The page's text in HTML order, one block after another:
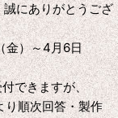
にありがとうござ
金）～4月6日
できますが、
り順次回答・製作